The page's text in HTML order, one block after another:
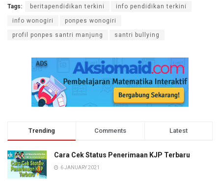
Tags: beritapendidikan terkini info pendidikan terkini
info wonogiri ponpes wonogiri
profil ponpes santri manjung santri bullying
Trending Comments Latest
Cara Cek Status Penerimaan KJP Terbaru
6 JANUARY 2021